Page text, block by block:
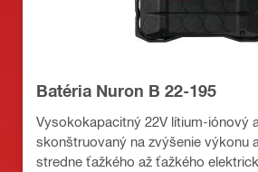
Batéria Nuron B 22-195
Vysokokapacitný 22V lítium-iónový
skonštruovaný na zvýšenie výkonu
stredne ťažkého až ťažkého